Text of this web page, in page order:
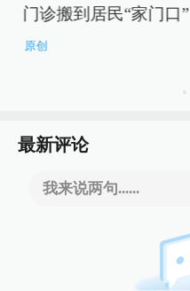
门诊搬到居民“家门口”
原创
最新评论
我来说两句......